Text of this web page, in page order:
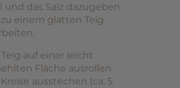
und das Salz dazugeben
einem glatten Teig
auf einer leicht
Fläche ausrollen
ausstechen (ca. 5